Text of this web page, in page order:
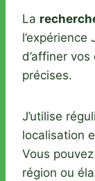
La
d’affiner
précises.
J’utilise
localisation
Vous
région ou